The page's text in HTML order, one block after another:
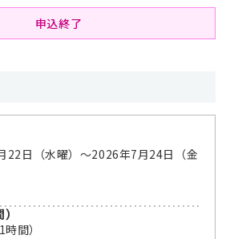
申込終了
22日（水曜）～2026年7月24日（金
間）